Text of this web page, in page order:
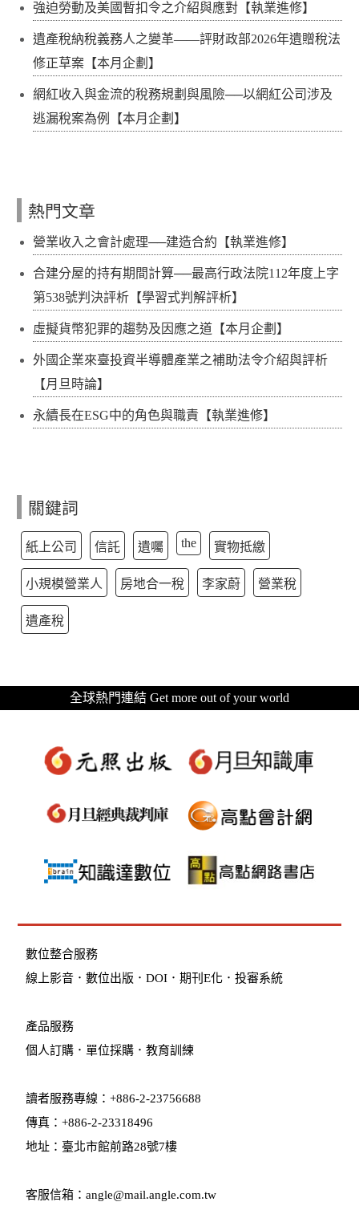
強迫勞動及美國暫扣令之介紹與應對【執業進修】
遺產稅納稅義務人之變革——評財政部2026年遺贈稅法
修正草案【本月企劃】
網紅收入與金流的稅務規劃與風險──以網紅公司涉及
逃漏稅案為例【本月企劃】
熱門文章
營業收入之會計處理──建造合約【執業進修】
合建分屋的持有期間計算──最高行政法院112年度上字
第538號判決評析【學習式判解評析】
虛擬貨幣犯罪的趨勢及因應之道【本月企劃】
外國企業來臺投資半導體產業之補助法令介紹與評析
【月旦時論】
永續長在ESG中的角色與職責【執業進修】
關鍵詞
紙上公司 信託 遺囑 the 實物抵繳
小規模營業人 房地合一稅 李家蔚 營業稅
遺產稅
全球熱門連結 Get more out of your world
數位整合服務
線上影音 ．數位出版 ．DOI ．期刊E化 ．投審系統
產品服務
個人訂購 ． 單位採購 ．教育訓練
讀者服務專線：+886-2-23756688
傳真：+886-2-23318496
地址：臺北市館前路28號7樓
客服信箱：angle@mail.angle.com.tw